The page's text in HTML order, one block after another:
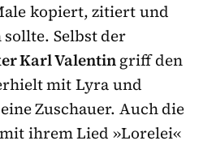
kopiert, zitiert und
Selbst der
Karl Valentingriff den
mit Lyra und
Zuschauer. Auch die
ihrem Lied »Lorelei«